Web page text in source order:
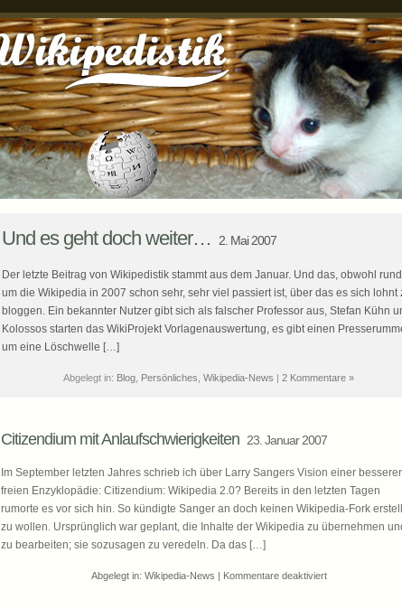
Und es geht doch weiter… 2. Mai 2007
Der letzte Beitrag von Wikipedistik stammt aus dem Januar. Und das, obwohl rund
um die Wikipedia in 2007 schon sehr, sehr viel passiert ist, über das es sich lohnt
bloggen. Ein bekannter Nutzer gibt sich als falscher Professor aus, Stefan Kühn
Kolossos starten das WikiProjekt Vorlagenauswertung, es gibt einen
um eine Löschwelle […]
Abgelegt in: Blog Persönliches Wikipedia-News | 2 Kommentare »
Citizendium mit Anlaufschwierigkeiten 23. Januar 2007
Im September letzten Jahres schrieb ich über Larry Sangers Vision einer
freien Enzyklopädie: Citizendium: Wikipedia 2.0? Bereits in den letzten Tagen
rumorte es vor sich hin. So kündigte Sanger an doch keinen Wikipedia-Fork
zu wollen. Ursprünglich war geplant, die Inhalte der Wikipedia zu übernehmen
zu bearbeiten; sie sozusagen zu veredeln. Da das […]
Abgelegt in: Wikipedia-News | Kommentare deaktiviertfür